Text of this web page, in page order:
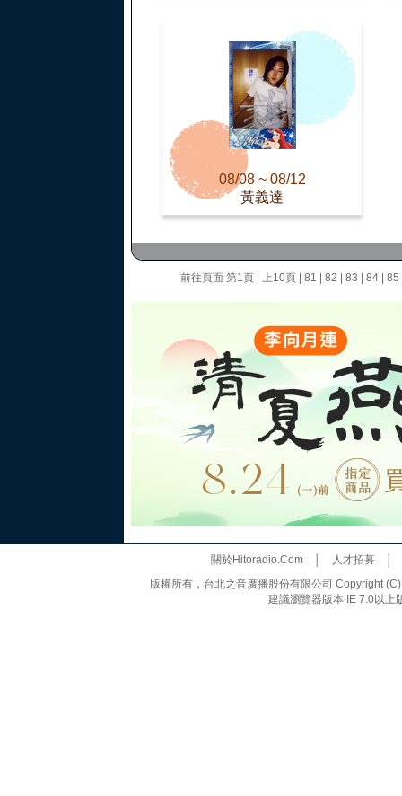
08/08 ~ 08/12
黃義達
前往頁面 第1頁 上10頁 81 82 83 84 85
關於Hitoradio.Com│ 人才招募
版權所有，台北之音廣播股份有限公司 Copyright
建議瀏覽器版本 IE 7.0以上